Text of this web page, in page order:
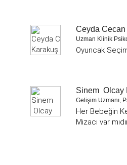
Ceyda
Uzman Klinik
Oyuncak
Sinem Olcay
Gelişim Uzmanı,
Her Bebeğin
Mizacı var